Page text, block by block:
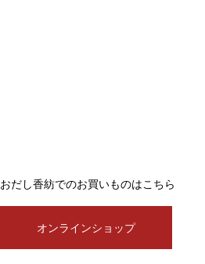
おだし香紡でのお買いものはこちら
オンラインショップ